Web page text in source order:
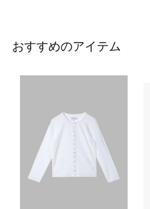
おすすめのアイテム